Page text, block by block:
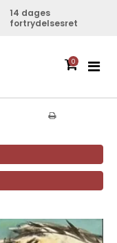
14 dages
fortrydelsesret
0